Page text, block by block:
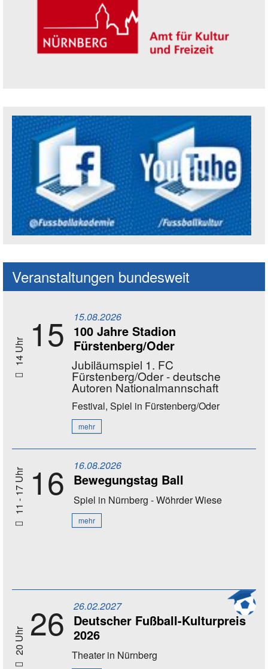
Social Media Kanäle der Akademie
Veranstaltungen bundesweit
14 Uhr 15 15.08.2026
100 Jahre Stadion
Fürstenberg/Oder
Jubiläumspiel 1. FC
Fürstenberg/Oder - deutsche
Autoren Nationalmannschaft
Festival, Spiel in Fürstenberg/Oder
mehr
11 - 17 Uhr 16 16.08.2026
Bewegungstag Ball
Spiel in Nürnberg - Wöhrder Wiese
mehr
20 Uhr 26 26.02.2027
Deutscher Fußball-Kulturpreis
2026
Theaterin Nürnberg